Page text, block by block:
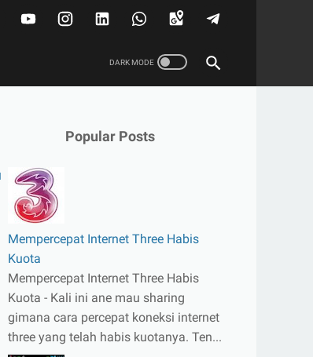
Popular Posts
Mempercepat Internet Three Habis
Kuota
Mempercepat Internet Three Habis
Kuota - Kali ini ane mau sharing
gimana cara percepat koneksi internet
three yang telah habis kuotanya. Ten...